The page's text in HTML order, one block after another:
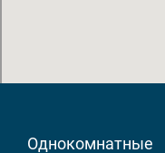
Однокомнатные